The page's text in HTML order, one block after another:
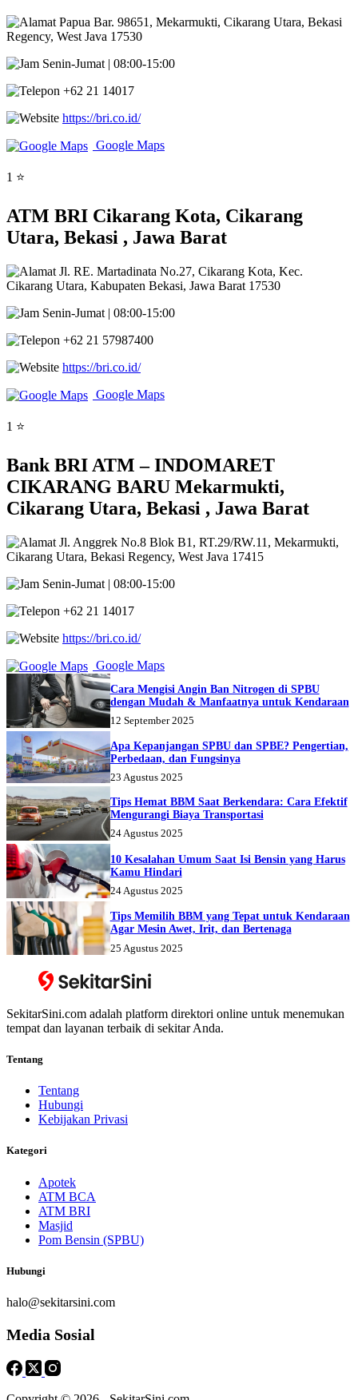
Papua Bar. 98651, Mekarmukti, Cikarang Utara, Bekasi
Regency, West Java 17530
Senin-Jumat | 08:00-15:00
+62 21 14017
https://bri.co.id/
Google Maps
1 ⭐
ATM BRI Cikarang Kota, Cikarang
Utara, Bekasi , Jawa Barat
Jl. RE. Martadinata No.27, Cikarang Kota, Kec.
Cikarang Utara, Kabupaten Bekasi, Jawa Barat 17530
Senin-Jumat | 08:00-15:00
+62 21 57987400
https://bri.co.id/
Google Maps
1 ⭐
Bank BRI ATM – INDOMARET
CIKARANG BARU Mekarmukti,
Cikarang Utara, Bekasi , Jawa Barat
Jl. Anggrek No.8 Blok B1, RT.29/RW.11, Mekarmukti,
Cikarang Utara, Bekasi Regency, West Java 17415
Senin-Jumat | 08:00-15:00
+62 21 14017
https://bri.co.id/
Google Maps
Cara Mengisi Angin Ban Nitrogen di SPBU
dengan Mudah & Manfaatnya untuk Kendaraan
12 September 2025
Apa Kepanjangan SPBU dan SPBE? Pengertian,
Perbedaan, dan Fungsinya
23 Agustus 2025
Tips Hemat BBM Saat Berkendara: Cara Efektif
Mengurangi Biaya Transportasi
24 Agustus 2025
10 Kesalahan Umum Saat Isi Bensin yang Harus
Kamu Hindari
24 Agustus 2025
Tips Memilih BBM yang Tepat untuk Kendaraan
Agar Mesin Awet, Irit, dan Bertenaga
25 Agustus 2025
SekitarSini.com adalah platform direktori online untuk menemukan
tempat dan layanan terbaik di sekitar Anda.
Tentang
Tentang
Hubungi
Kebijakan Privasi
Kategori
Apotek
ATM BCA
ATM BRI
Masjid
Pom Bensin (SPBU)
Hubungi
halo@sekitarsini.com
Media Sosial